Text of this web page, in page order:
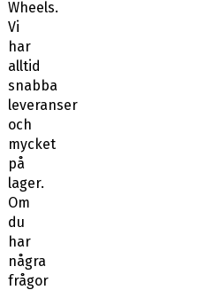
Wheels.
Vi
har
alltid
snabba
leveranser
och
mycket
på
lager.
Om
du
har
några
frågor